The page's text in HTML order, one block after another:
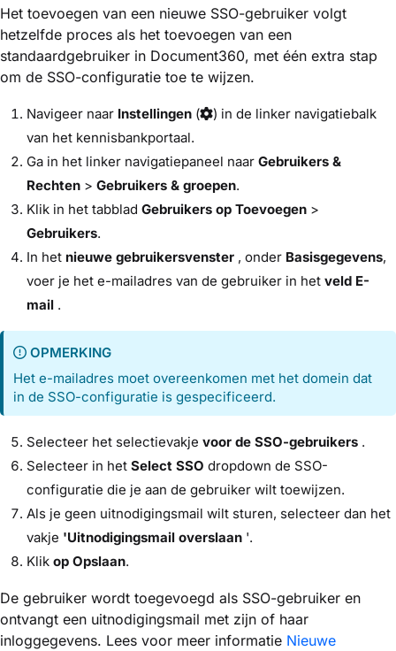
Het toevoegen van een nieuwe SSO-gebruiker volgt
hetzelfde proces als het toevoegen van een
standaardgebruiker in Document360, met één extra stap
om de SSO-configuratie toe te wijzen.
Navigeer naar Instellingen (
) in de linker navigatiebalk
van het kennisbankportaal.
Ga in het linker navigatiepaneel naar Gebruikers &
Rechten > Gebruikers & groepen.
Klik in het tabblad Gebruikers op Toevoegen >
Gebruikers.
In het nieuwe gebruikersvenster , onder Basisgegevens,
voer je het e-mailadres van de gebruiker in het veld E-
mail .
OPMERKING
Het e-mailadres moet overeenkomen met het domein dat
in de SSO-configuratie is gespecificeerd.
Selecteer het selectievakje voor de SSO-gebruikers .
Selecteer in het Select SSO dropdown de SSO-
configuratie die je aan de gebruiker wilt toewijzen.
Als je geen uitnodigingsmail wilt sturen, selecteer dan het
vakje 'Uitnodigingsmail overslaan '.
Klik op Opslaan.
De gebruiker wordt toegevoegd als SSO-gebruiker en
ontvangt een uitnodigingsmail met zijn of haar
inloggegevens. Lees voor meer informatie Nieuwe